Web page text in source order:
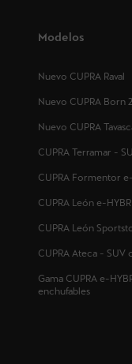
Modelos
Nuevo CUPRA Raval
Nuevo CUPRA Born
Nuevo CUPRA
CUPRA Terramar -
CUPRA Formentor
CUPRA León e-
CUPRA León
CUPRA Ateca - SUV
Gama CUPRA e-
enchufables